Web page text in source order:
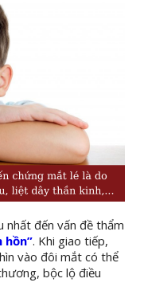
nhất đến vấn đề thẩm
hồn”. Khi giao tiếp,
vào đôi mắt có thể
bộc lộ điều